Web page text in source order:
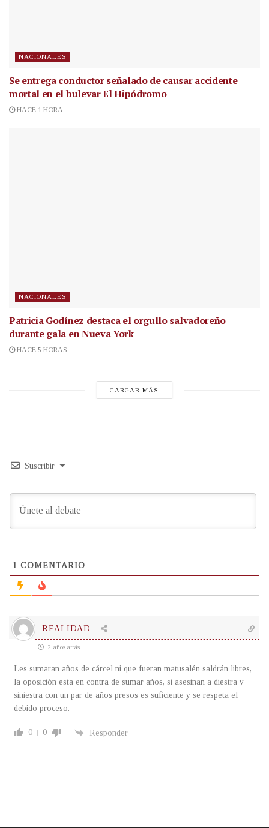
NACIONALES
Se entrega conductor señalado de causar accidente
mortal en el bulevar El Hipódromo
HACE 1 HORA
NACIONALES
Patricia Godínez destaca el orgullo salvadoreño
durante gala en Nueva York
HACE 5 HORAS
CARGAR MÁS
Suscribir
1 COMENTARIO
REALIDAD
2 años atrás
Les sumaran años de cárcel ni que fueran matusalén saldrán libres,
la oposición esta en contra de sumar años, si asesinan a diestra y
siniestra con un par de años presos es suficiente y se respeta el
debido proceso.
0 0 Responder